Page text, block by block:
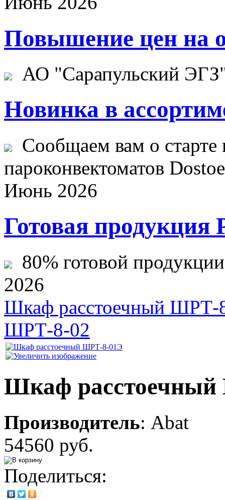
Повышение цен на
АО "Сарапульский
Новинка в
Сообщаем вам о старте
пароконвектоматов
Июнь 2026
Готовая продукция
80% готовой
2026
Шкаф расстоечный ШРТ-
ШРТ-8-02
Шкаф
Производитель: Abat
54560 руб.
Поделиться: